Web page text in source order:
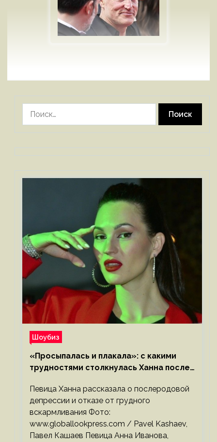
Шоубиз
«Просыпалась и плакала»: с какими
трудностями столкнулась Ханна после
Певица Ханна рассказала о послеродовой
депрессии и отказе от грудного
вскармливания Фото:
www.globallookpress.com / Pavel Kashaev,
Павел Кашаев Певица Анна Иванова,